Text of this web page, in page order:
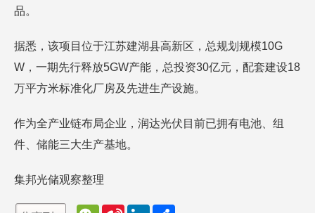
品。
据悉，该项目位于江苏建湖县高新区，总规划规模10G
W，一期先行释放5GW产能，总投资30亿元，配套建设18
万平方米标准化厂房及先进生产设施。
作为全产业链布局企业，润达光伏目前已拥有电池、组
件、储能三大生产基地。
集邦光储观察整理
W S L